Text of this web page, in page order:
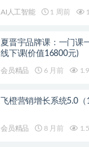
AI人工智能 1 周前
夏晋宇品牌课：一门课
线下课(价值16800元)
会员精品 6 月前
飞橙营销增长系统5.0
会员精品 8 月前